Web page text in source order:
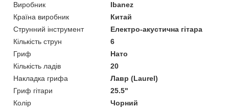
Виробник
Ibanez
Країна виробник
Китай
Струнний інструмент
Електро-акустична гітара
Кількість струн
6
Гриф
Нато
Кількість ладів
20
Накладка грифа
Лавр (Laurel)
Гриф гітари
25.5"
Колір
Чорний